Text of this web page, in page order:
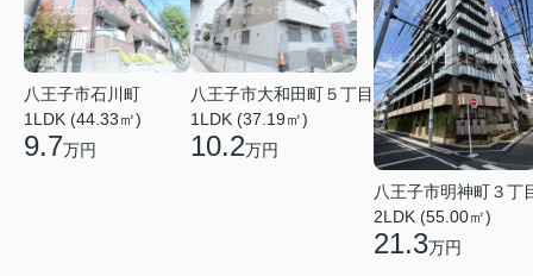
八王子市石川町
1LDK (44.33㎡)
9.7万円
八王子市大和田町５丁目
1LDK (37.19㎡)
10.2万円
八王子市明神町３丁
2LDK (55.00㎡)
21.3万円